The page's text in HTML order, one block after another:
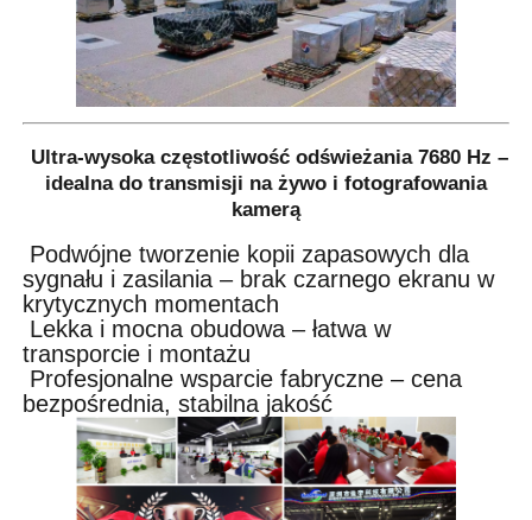
Ultra-wysoka częstotliwość odświeżania 7680 Hz –
idealna do transmisji na żywo i fotografowania
kamerą
Podwójne tworzenie kopii zapasowych dla
sygnału i zasilania – brak czarnego ekranu w
krytycznych momentach
Lekka i mocna obudowa – łatwa w
transporcie i montażu
Profesjonalne wsparcie fabryczne – cena
bezpośrednia, stabilna jakość